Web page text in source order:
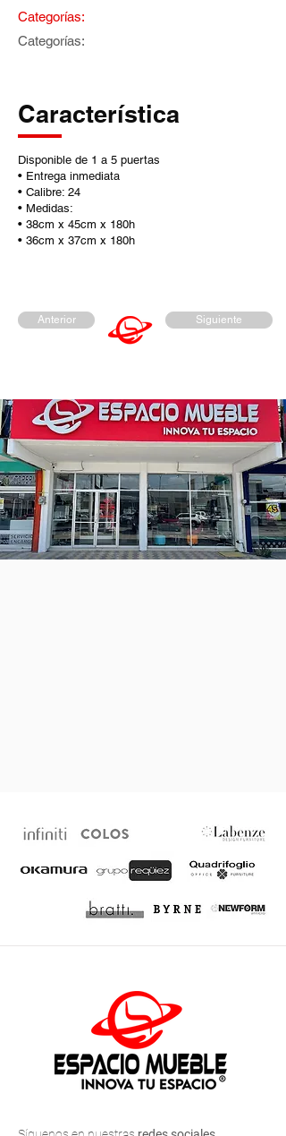
Categorías:
Categorías:
Característica
Disponible de 1 a 5 puertas
• Entrega inmediata
• Calibre: 24
• Medidas:
• 38cm x 45cm x 180h
• 36cm x 37cm x 180h
Anterior Siguiente